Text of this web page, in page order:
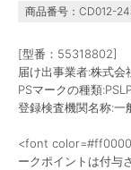
商品番号：CD012-
[型番：55318802]
届け出事業者:株式会
PSマークの種類
登録検査機関名称:一
<font
ークポイントは付